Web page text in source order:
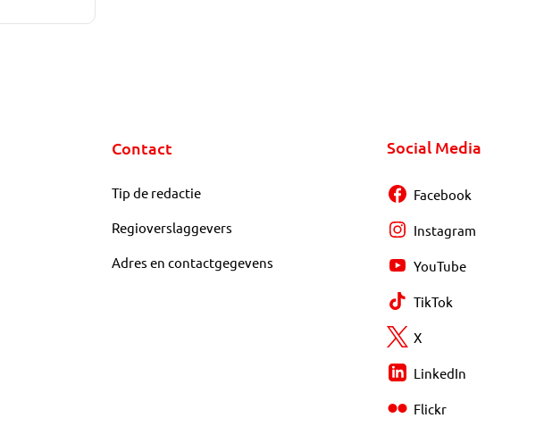
Contact
Tip de redactie
Regioverslaggevers
Adres en contactgegevens
Social Media
Facebook
Instagram
YouTube
TikTok
X
LinkedIn
Flickr